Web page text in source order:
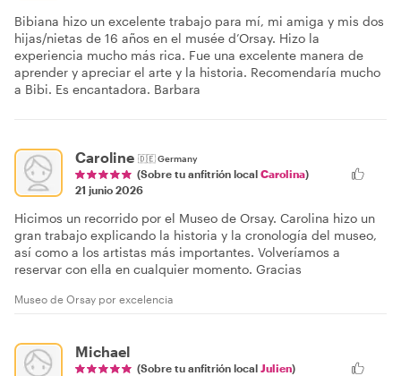
Bibiana hizo un excelente trabajo para mí, mi amiga y mis dos
hijas/nietas de 16 años en el musée d’Orsay. Hizo la
experiencia mucho más rica. Fue una excelente manera de
aprender y apreciar el arte y la historia. Recomendaría mucho
a Bibi. Es encantadora. Barbara
Caroline 🇩🇪Germany
(Sobre tu anfitrión local Carolina)
21 junio 2026
Hicimos un recorrido por el Museo de Orsay. Carolina hizo un
gran trabajo explicando la historia y la cronología del museo,
así como a los artistas más importantes. Volveríamos a
reservar con ella en cualquier momento. Gracias
Museo de Orsay por excelencia
Michael
(Sobre tu anfitrión local Julien)